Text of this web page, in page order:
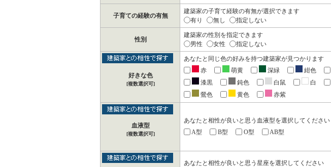
子育ての経験の有無
建築家の子育て経験の有無が選択できます
有り
無し 指定しない
性別
建築家の性別を指定できます
男性
女性 指定しない
好きな色
[複数選択可]
あなたと同じ色の好みを持つ建築家が見つかります
赤
萌黄 深緑 紺色
漆黒
鈍色 白鼠 白
鶯色
黄色 赤紫
血液型
[複数選択可]
あなたと相性が良いと思う血液型を選択してください
A型
B型 O型 AB型
あなたと相性が良いと思う星座を選択してください